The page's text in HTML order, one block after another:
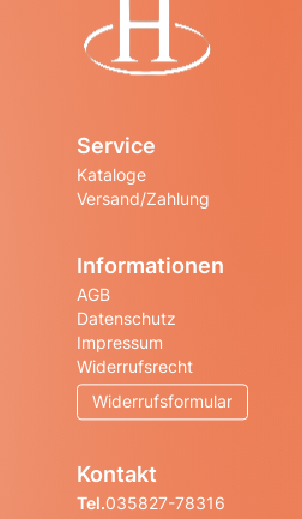
Service
Kataloge
Versand/Zahlung
Informationen
AGB
Datenschutz
Impressum
Widerrufsrecht
Widerrufsformular
Kontakt
Tel.035827-78316